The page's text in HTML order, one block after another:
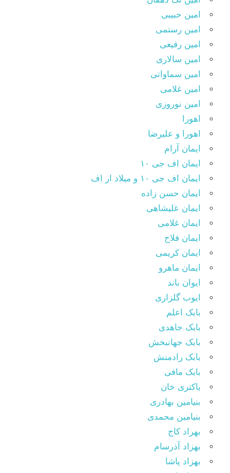
امین حبیبی
امین رستمی
امین رفیعی
امین سالاری
امین سماواتی
امین غلامی
امین نوروزی
اهورا
اهورا و علیرضا
ایمان آرام
ایمان اف جی ۱۰
ایمان اف جی ۱۰ و میلاد ار اف
ایمان حسن زاده
ایمان علیشاهی
ایمان غلامی
ایمان فلاح
ایمان کریمی
ایمان ماهرو
ایوان باند
ایوب گلزاری
بابک اعلم
بابک جاهدی
بابک جهانبخش
بابک رادمنش
بابک مافی
باکتری خان
بنیامین بهادری
بنیامین محمدی
بهراد کاج
بهزاد آذرسام
بهزاد پاشا